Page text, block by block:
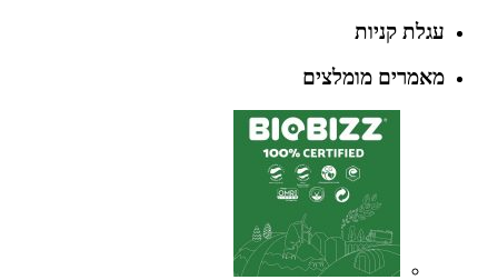
עגלת קניות
מאמרים מומלצים